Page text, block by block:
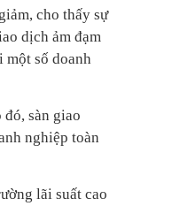
cho thấy sự
dịch ảm đạm
một số doanh
sàn giao
nghiệp toàn
lãi suất cao